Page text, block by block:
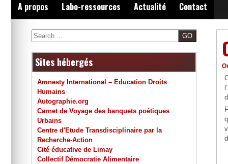
A propos Labo-ressources Actualité Contact
Search
Sites hébergés
Amnesty International – Education Droits
Humains
Autographie.org
Carnet de Voyage des banquets poétiques
Urbains
Centre d'Etude Transdisciplinaire par la
Recherche-Action
Cité éducative de Limay
Collectif Démocratie Alimentaire